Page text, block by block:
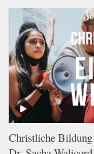
Christliche